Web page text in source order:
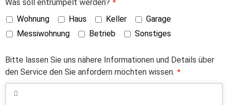
Was soll entrümpelt werden? *
Wohnung Haus Keller
Garage
Messiwohnung
Betrieb Sonstiges
Bitte lassen Sie uns nähere Informationen und Details über
den Service den Sie anfordern möchten wissen. *